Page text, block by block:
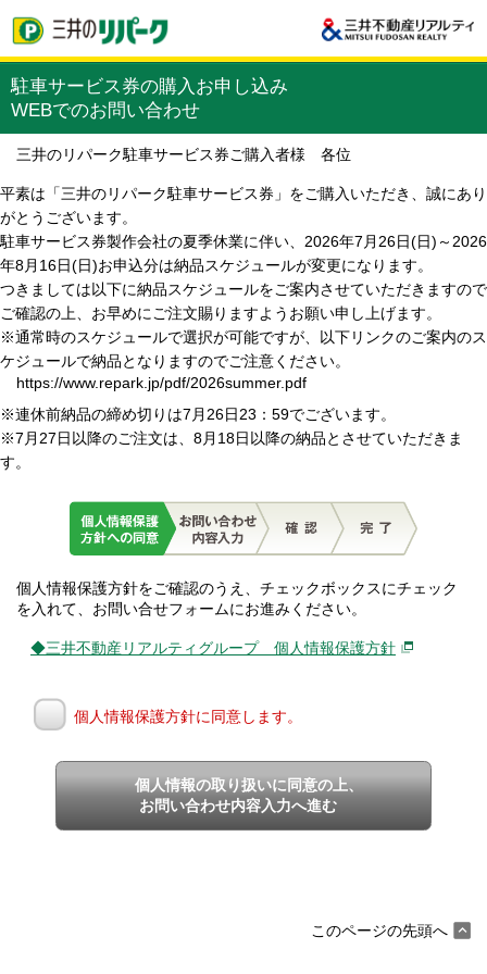
駐車サービス券の購入お申し込み
WEBでのお問い合わせ
三井のリパーク駐車サービス券ご購入者様 各位
平素は「三井のリパーク駐車サービス券」をご購入いただき、誠にあり
がとうございます。
駐車サービス券製作会社の夏季休業に伴い、2026年7月26日(日)～2026
年8月16日(日)お申込分は納品スケジュールが変更になります。
つきましては以下に納品スケジュールをご案内させていただきますので
ご確認の上、お早めにご注文賜りますようお願い申し上げます。
※通常時のスケジュールで選択が可能ですが、以下リンクのご案内のス
ケジュールで納品となりますのでご注意ください。
https://www.repark.jp/pdf/2026summer.pdf
※連休前納品の締め切りは7月26日23：59でございます。
※7月27日以降のご注文は、8月18日以降の納品とさせていただきま
す。
個人情報保護方針をご確認のうえ、チェックボックスにチェック
を入れて、お問い合せフォームにお進みください。
◆三井不動産リアルティグループ 個人情報保護方針
個人情報保護方針に同意します。
個人情報の取り扱いに同意の上、
お問い合わせ内容入力へ進む
このページの先頭へ